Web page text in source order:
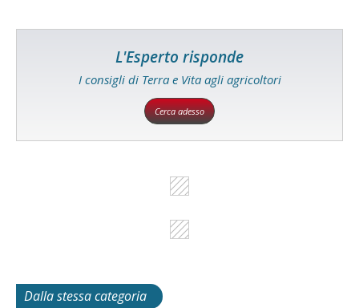
L'Esperto risponde
I consigli di Terra e Vita agli agricoltori
Cerca adesso
Dalla stessa categoria